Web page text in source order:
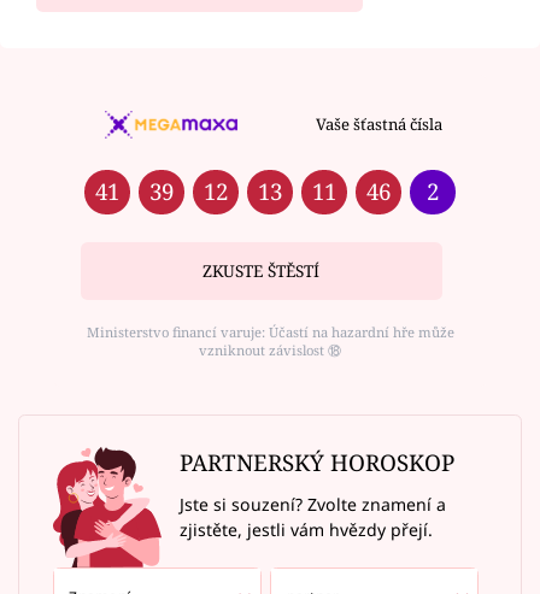
Vaše šťastná čísla
41 39 12 13 11 46 2
ZKUSTE ŠTĚSTÍ
Ministerstvo financí varuje: Účastí na hazardní hře může
vzniknout závislost ⑱
PARTNERSKÝ HOROSKOP
Jste si souzení? Zvolte znamení a
zjistěte, jestli vám hvězdy přejí.